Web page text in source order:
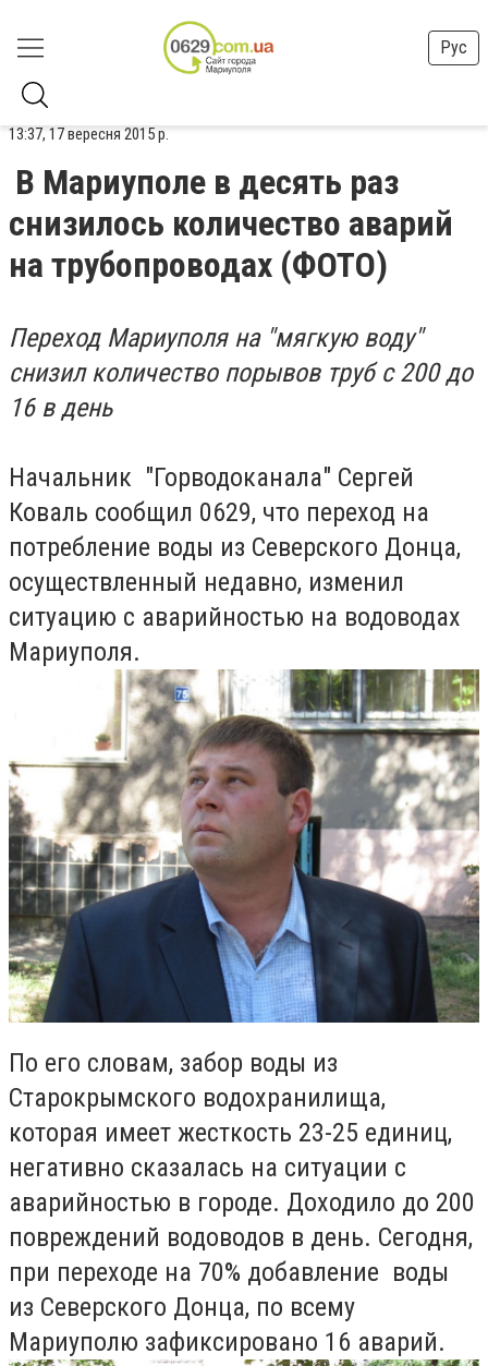
Рус
13:37, 17 вересня 2015 р.
В Мариуполе в десять раз
снизилось количество аварий
на трубопроводах (ФОТО)
Переход Мариуполя на "мягкую воду"
снизил количество порывов труб с 200 до
16 в день
Начальник "Горводоканала" Сергей
Коваль сообщил 0629, что переход на
потребление воды из Северского Донца,
осуществленный недавно, изменил
ситуацию с аварийностью на водоводах
Мариуполя.
По его словам, забор воды из
Старокрымского водохранилища,
которая имеет жесткость 23-25 единиц,
негативно сказалась на ситуации с
аварийностью в городе. Доходило до 200
повреждений водоводов в день. Сегодня,
при переходе на 70% добавление воды
из Северского Донца, по всему
Мариуполю зафиксировано 16 аварий.